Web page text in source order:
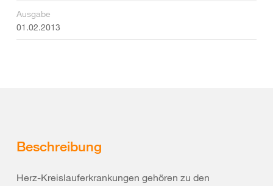
Ausgabe
01.02.2013
Beschreibung
Herz-Kreislauferkrankungen gehören zu den